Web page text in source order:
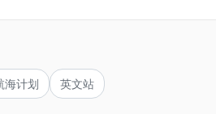
海计划 英文站